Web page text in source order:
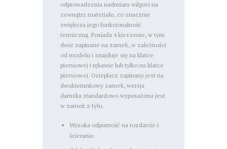
odprowadzenia nadmiaru wilgoci na
zewnątrz materiału, co znacznie
zwiększa jego funkcjonalność
termiczną. Posiada 4 kieszenie, w tym
dwie zapinane na zamek, w zależności
od modelu i znajduje się na klatce
piersiowej i rękawie lub tylko na klatce
piersiowej. Ocieplacz zapinany jest na
dwukierunkowy zamek, wersja
damska standardowo wyposażona jest
w zamek z tyłu.
Wysoka odporność na rozdarcie i
ścieranie.